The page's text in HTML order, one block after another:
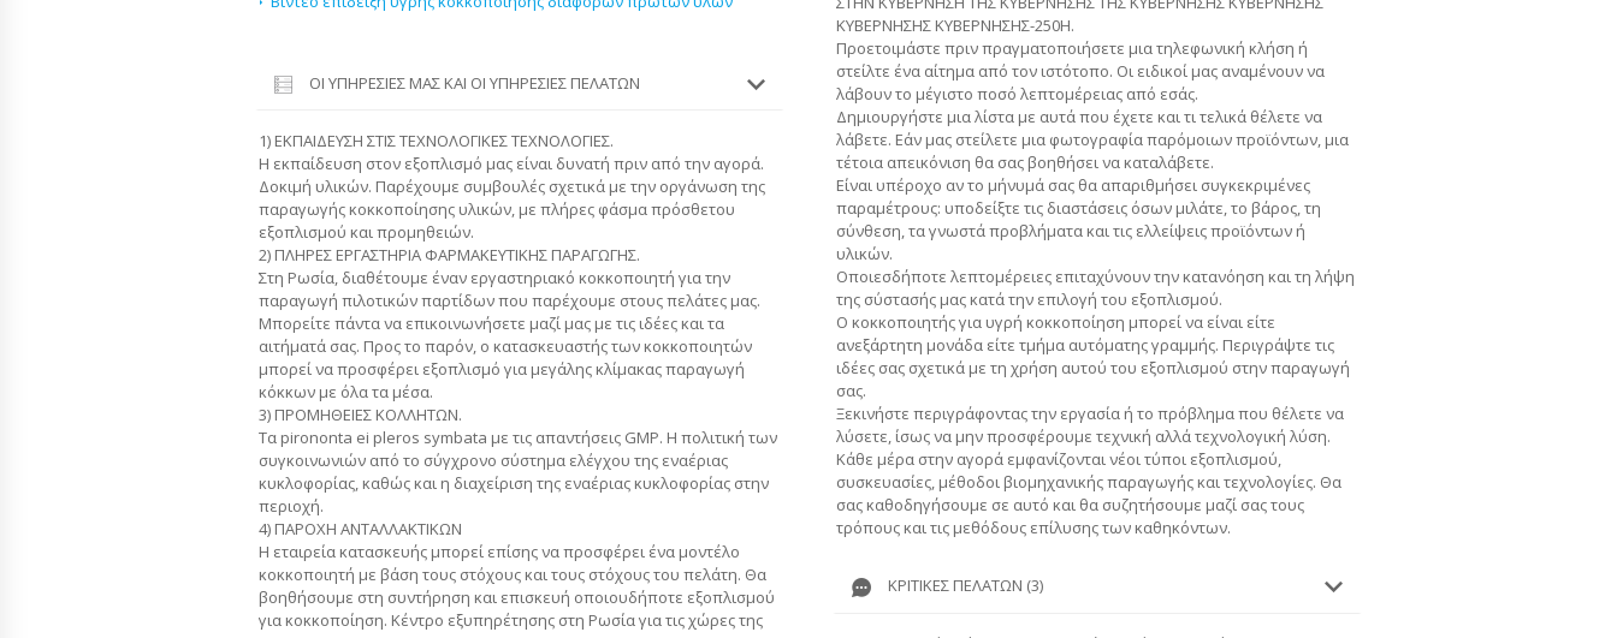
ΟΙ ΥΠΗΡΕΣΊΕΣ ΜΑΣ ΚΑΙ ΟΙ ΥΠΗΡΕΣΊΕΣ ΠΕΛΑΤΏΝ
1) ΕΚΠΑΙΔΕΥΣΗ ΣΤΙΣ ΤΕΧΝΟΛΟΓΙΚΕΣ ΤΕΧΝΟΛΟΓΙΕΣ.
Η εκπαίδευση στον εξοπλισμό μας είναι δυνατή πριν από την αγορά.
Δοκιμή υλικών. Παρέχουμε συμβουλές σχετικά με την οργάνωση της
παραγωγής κοκκοποίησης υλικών, με πλήρες φάσμα πρόσθετου
εξοπλισμού και προμηθειών.
2) ΠΛΗΡΕΣ ΕΡΓΑΣΤΗΡΙΑ ΦΑΡΜΑΚΕΥΤΙΚΗΣ ΠΑΡΑΓΩΓΗΣ.
Στη Ρωσία, διαθέτουμε έναν εργαστηριακό κοκκοποιητή για την
παραγωγή πιλοτικών παρτίδων που παρέχουμε στους πελάτες μας.
Μπορείτε πάντα να επικοινωνήσετε μαζί μας με τις ιδέες και τα
αιτήματά σας. Προς το παρόν, ο κατασκευαστής των κοκκοποιητών
μπορεί να προσφέρει εξοπλισμό για μεγάλης κλίμακας παραγωγή
κόκκων με όλα τα μέσα.
3) ΠΡΟΜΗΘΕΙΕΣ ΚΟΛΛΗΤΩΝ.
Τα pirononta ei pleros symbata με τις απαντήσεις GMP. Η πολιτική των
συγκοινωνιών από το σύγχρονο σύστημα ελέγχου της εναέριας
κυκλοφορίας, καθώς και η διαχείριση της εναέριας κυκλοφορίας στην
περιοχή.
4) ΠΑΡΟΧΗ ΑΝΤΑΛΛΑΚΤΙΚΩΝ
Η εταιρεία κατασκευής μπορεί επίσης να προσφέρει ένα μοντέλο
κοκκοποιητή με βάση τους στόχους και τους στόχους του πελάτη. Θα
βοηθήσουμε στη συντήρηση και επισκευή οποιουδήποτε εξοπλισμού
για κοκκοποίηση. Κέντρο εξυπηρέτησης στη Ρωσία για τις χώρες της
ΚΥΒΕΡΝΗΣΗΣ ΚΥΒΕΡΝΗΣΗΣ-250Η.
Προετοιμάστε πριν πραγματοποιήσετε μια τηλεφωνική κλήση ή
στείλτε ένα αίτημα από τον ιστότοπο. Οι ειδικοί μας αναμένουν να
λάβουν το μέγιστο ποσό λεπτομέρειας από εσάς.
Δημιουργήστε μια λίστα με αυτά που έχετε και τι τελικά θέλετε να
λάβετε. Εάν μας στείλετε μια φωτογραφία παρόμοιων προϊόντων, μια
τέτοια απεικόνιση θα σας βοηθήσει να καταλάβετε.
Είναι υπέροχο αν το μήνυμά σας θα απαριθμήσει συγκεκριμένες
παραμέτρους: υποδείξτε τις διαστάσεις όσων μιλάτε, το βάρος, τη
σύνθεση, τα γνωστά προβλήματα και τις ελλείψεις προϊόντων ή
υλικών.
Οποιεσδήποτε λεπτομέρειες επιταχύνουν την κατανόηση και τη λήψη
της σύστασής μας κατά την επιλογή του εξοπλισμού.
Ο κοκκοποιητής για υγρή κοκκοποίηση μπορεί να είναι είτε
ανεξάρτητη μονάδα είτε τμήμα αυτόματης γραμμής. Περιγράψτε τις
ιδέες σας σχετικά με τη χρήση αυτού του εξοπλισμού στην παραγωγή
σας.
Ξεκινήστε περιγράφοντας την εργασία ή το πρόβλημα που θέλετε να
λύσετε, ίσως να μην προσφέρουμε τεχνική αλλά τεχνολογική λύση.
Κάθε μέρα στην αγορά εμφανίζονται νέοι τύποι εξοπλισμού,
συσκευασίες, μέθοδοι βιομηχανικής παραγωγής και τεχνολογίες. Θα
σας καθοδηγήσουμε σε αυτό και θα συζητήσουμε μαζί σας τους
τρόπους και τις μεθόδους επίλυσης των καθηκόντων.
ΚΡΙΤΙΚΈΣ ΠΕΛΑΤΏΝ (3)